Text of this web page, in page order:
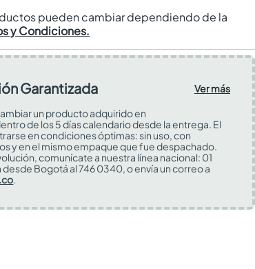
pueden cambiar dependiendo de la
y Condiciones.
Garantizada
Ver más
un producto adquirido en
de los 5 días calendario desde la entrega. El
en condiciones óptimas: sin uso, con
y en el mismo empaque que fue despachado.
comunícate a nuestra línea nacional: 01
Bogotá al 746 0340, o envía un correo a
.